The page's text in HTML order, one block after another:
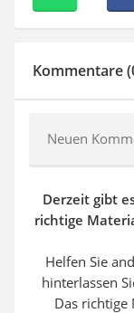
Kommentare
Neuen
Derzeit gibt
richtige
Helfen Sie
hinterlassen
Das